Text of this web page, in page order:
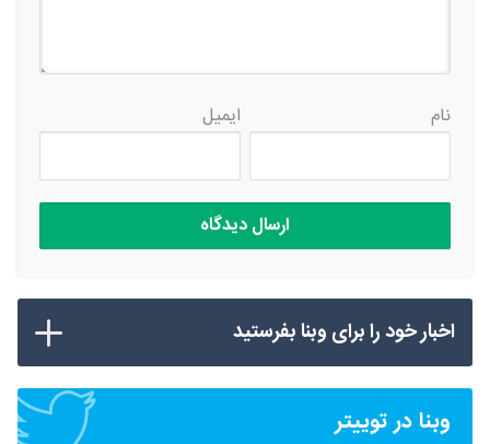
نام ایمیل
اخبار خود را برای وبنا بفرستید
وبنا در توییتر